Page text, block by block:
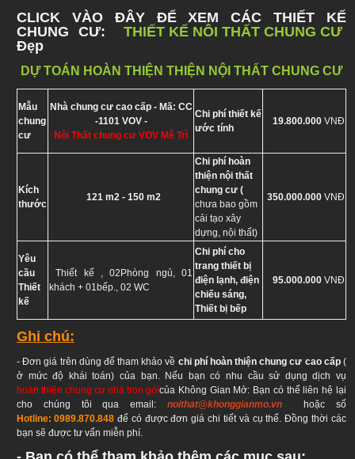
CLICK VÀO ĐÂY ĐỂ XEM CÁC THIẾT KẾ
CHUNG CƯ:
THIẾT KẾ NÔI THẤT CHUNG CƯ
Đẹp
DỰ TOÁN HOÀN THIỆN THIỆN NỘI THẤT CHUNG CƯ
Mẫu
chung
cư
Nhà chung cư cao cấp - Mã: CC
-1101 VOV -
Nội Thất chung cư VOV Mễ Trì
Chi phí thiết kế
ước tính
19.800.000 VNĐ
Kích
thước
121 m2 - 150 m2
Chi phí hoàn
thiện nội thất
chung cư (
chưa bao gồm
cải tạo xây
dựng, nội thất)
350.000.000 VNĐ
Yêu
cầu
Thiết
kế
Thiết kế , 02Phòng ngủ, 01
khách + 01bếp., 02 WC
Chi phí cho
trang thiết bị
điện lạnh, điện
chiếu sáng,
Thiết bị bếp
95.000.000 VNĐ
Ghi chú:
- Đơn giá trên dùng để tham khảo về chi phí hoàn thiện chung cư cao cấp(
ở mức độ khái toán) của bạn. Nếu bạn có nhu cầu sử dụng dịch vụ
hoàn thiện chung cư nhà trọn góicủa Không Gian Mở: Bạn có thể liên hệ lại
cho chúng tôi qua email: noithat@khonggianmo.vnhoặc số
Hotline: 0989.870.848 để có được đơn giá chi tiết và cụ thể. Đồng thời các
bạn sẽ được tư vấn miễn phí.